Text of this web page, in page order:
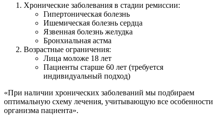
Хронические заболевания в стадии ремиссии:
Гипертоническая болезнь
Ишемическая болезнь сердца
Язвенная болезнь желудка
Бронхиальная астма
Возрастные ограничения:
Лица моложе 18 лет
Пациенты старше 60 лет (требуется
индивидуальный подход)
«При наличии хронических заболеваний мы подбираем
оптимальную схему лечения, учитывающую все особенности
организма пациента».